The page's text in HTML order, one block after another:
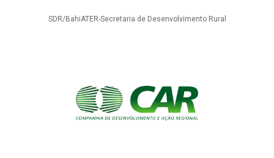
SDR/BahiATER-Secretaria de Desenvolvimento Rural